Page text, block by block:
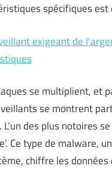
spécifiques
exigeant de
se multiplient, et
se montrent
des plus notoires
Ce type de malware,
chiffre les données